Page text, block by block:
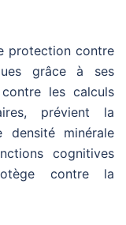
protection contre
grâce à ses
les calculs
prévient la
densité minérale
cognitives
contre la